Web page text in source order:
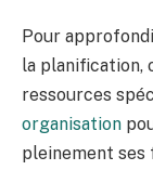
Pour
la planification,
ressources
organisation
pleinement ses